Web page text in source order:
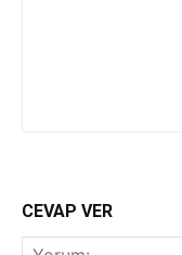
CEVAP VER